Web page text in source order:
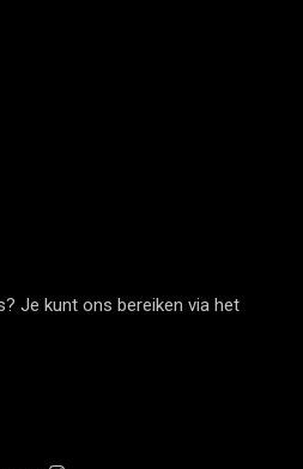
Je kunt ons bereiken via het